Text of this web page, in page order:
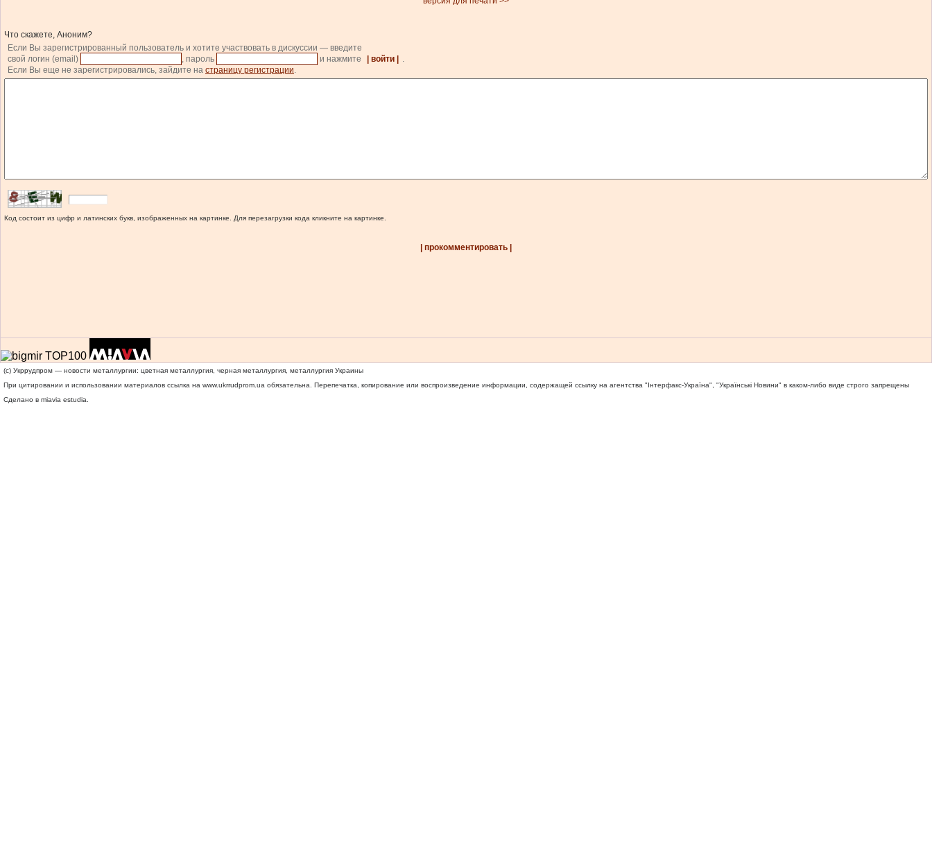
Что скажете, Аноним?
Если Вы зарегистрированный пользователь и хотите участвовать в дискуссии — введите
свой логин (email)
, пароль и нажмите | войти |
.
Если Вы еще не зарегистрировались, зайдите на страницу регистрации.
Код состоит из цифр и латинских букв, изображенных на картинке. Для перезагрузки кода кликните на картинке.
| прокомментировать |
(c) Укррудпром — новости металлургии: цветная металлургия, черная металлургия, металлургия Украины
При цитировании и использовании материалов ссылка на www.ukrrudprom.ua обязательна. Перепечатка, копирование или воспроизведение информации, содержащей ссылку на агентства "Iнтерфакс-Україна", "Українськi Новини" в каком-либо виде строго запрещены
Сделано в miavia estudia.